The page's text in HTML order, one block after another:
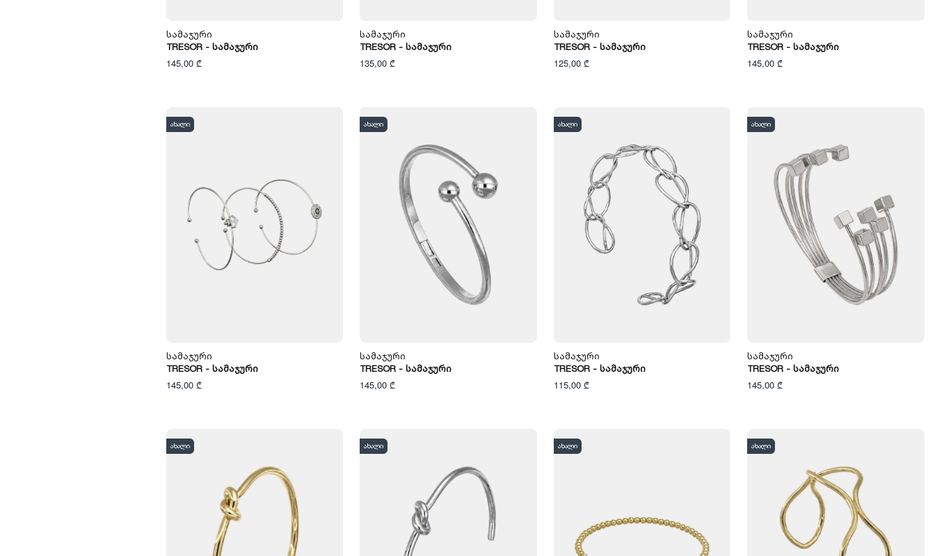
Სამაჯური
TRESOR - Სამაჯური
145,00 ₾
Სამაჯური
TRESOR - Სამაჯური
135,00 ₾
Სამაჯური
TRESOR - Სამაჯური
125,00 ₾
Სამაჯური
TRESOR - Სამაჯური
145,00 ₾
ახალი
Სამაჯური
TRESOR - Სამაჯური
145,00 ₾
ახალი
Სამაჯური
TRESOR - Სამაჯური
145,00 ₾
ახალი
Სამაჯური
TRESOR - Სამაჯური
115,00 ₾
ახალი
Სამაჯური
TRESOR - Სამაჯური
145,00 ₾
ახალი ახალი ახალი ახალი